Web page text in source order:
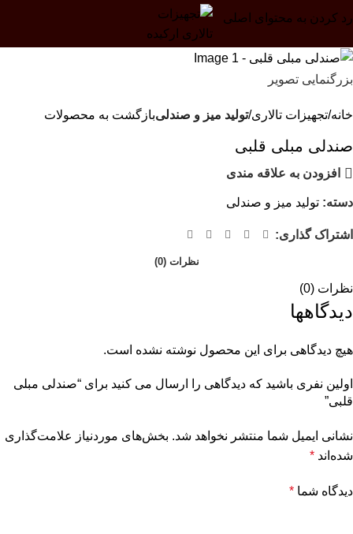
رد کردن به محتوای اصلی
بزرگنمایی تصویر
خانه تجهیزات تالاری تولید میز و صندلیبازگشت به محصولات
صندلی مبلی قلبی
افزودن به علاقه مندی
دسته: تولید میز و صندلی
اشتراک گذاری:
نظرات (0)
نظرات (0)
دیدگاهها
هیچ دیدگاهی برای این محصول نوشته نشده است.
اولین نفری باشید که دیدگاهی را ارسال می کنید برای “صندلی مبلی
قلبی”
نشانی ایمیل شما منتشر نخواهد شد. بخش‌های موردنیاز علامت‌گذاری
شده‌اند *
دیدگاه شما *